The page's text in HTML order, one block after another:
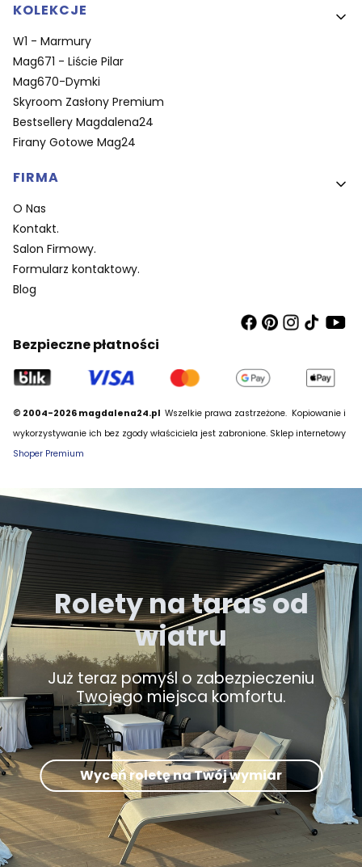
KOLEKCJE
W1 - Marmury
Mag671 - Liście Pilar
Mag670-Dymki
Skyroom Zasłony Premium
Bestsellery Magdalena24
Firany Gotowe Mag24
FIRMA
O Nas
Kontakt.
Salon Firmowy.
Formularz kontaktowy.
Blog
Bezpieczne płatności
© 2004-2026 magdalena24.pl Wszelkie prawa zastrzeżone. Kopiowanie i
wykorzystywanie ich bez zgody właściciela jest zabronione. Sklep internetowy
Shoper Premium
Rolety na taras od
wiatru
Już teraz pomyśl o zabezpieczeniu
Twojego miejsca komfortu.
Wyceń roletę na Twój wymiar